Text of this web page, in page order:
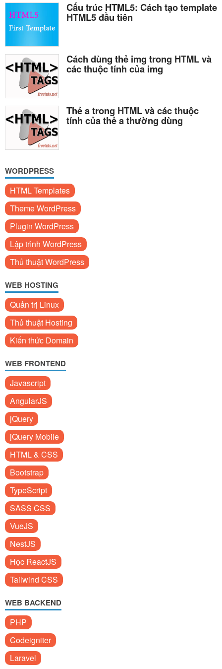
Cấu trúc HTML5: Cách tạo template
HTML5 đầu tiên
Cách dùng thẻ img trong HTML và
các thuộc tính của img
Thẻ a trong HTML và các thuộc
tính của thẻ a thường dùng
WORDPRESS
HTML Templates
Theme WordPress
Plugin WordPress
Lập trình WordPress
Thủ thuật WordPress
WEB HOSTING
Quản trị Linux
Thủ thuật Hosting
Kiến thức Domain
WEB FRONTEND
Javascript
AngularJS
jQuery
jQuery Mobile
HTML & CSS
Bootstrap
TypeScript
SASS CSS
VueJS
NestJS
Học ReactJS
Tailwind CSS
WEB BACKEND
PHP
Codeigniter
Laravel